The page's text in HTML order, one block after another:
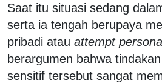
Saat itu situasi sedang
serta ia tengah berupaya
pribadi atau attempt
berargumen bahwa
sensitif tersebut sangat